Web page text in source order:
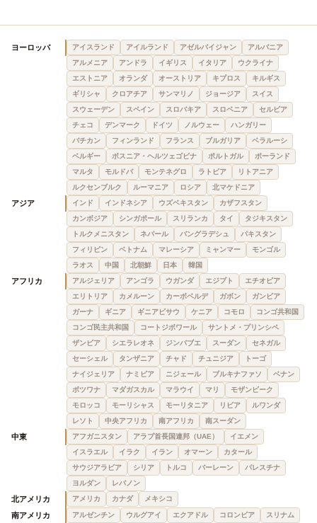
ヨーロッパ アイスランド アイルランド アゼルバイジャン
アルバニア
アルメニア
アンドラ イギリス イタリア
ウクライナ
エストニア
オランダ オーストリア キプロス
キルギス
ギリシャ
クロアチア サンマリノ ジョージア
スイス
スウェーデン
スペイン スロバキア スロベニア
セルビア
チェコ
デンマーク ドイツ ノルウェー
ハンガリー
バチカン
フィンランド フランス ブルガリア
ベラルーシ
ベルギー
ボスニア・ヘルツェゴビナ ポルトガル
ポーランド
マルタ
モルドバ モンテネグロ ラトビア
リトアニア
ルクセンブルク
ルーマニア ロシア 北マケドニア
アジア インド インドネシア ウズベキスタン
カザフスタン
カンボジア
シンガポール スリランカ タイ
タジキスタン
トルクメニスタン
ネパール バングラデシュ
パキスタン
フィリピン
ベトナム マレーシア ミャンマー
モンゴル
ラオス
中国 北朝鮮 日本 韓国
アフリカ アルジェリア アンゴラ ウガンダ エジプト
エチオピア
エリトリア
カメルーン カーボベルデ ガボン
ガンビア
ガーナ
ギニア ギニアビサウ ケニア コモロ
コンゴ共和国
コンゴ民主共和国
コートジボワール
サントメ・プリンシペ
ザンビア
シエラレオネ ジンバブエ スーダン
セネガル
セーシェル
タンザニア チャド チュニジア
トーゴ
ナイジェリア
ナミビア ニジェール ブルキナファソ
ベナン
ボツワナ
マダガスカル マラウイ マリ
モザンビーク
モロッコ
モーリシャス モーリタニア リビア
ルワンダ
レソト
中央アフリカ 南アフリカ 南スーダン
中東 アフガニスタン アラブ首長国連邦（UAE）
イエメン
イスラエル
イラク イラン オマーン
カタール
サウジアラビア
シリア トルコ バーレーン
パレスチナ
ヨルダン
レバノン
北アメリカ アメリカ カナダ メキシコ
南アメリカ アルゼンチン ウルグアイ エクアドル コロンビア スリナム